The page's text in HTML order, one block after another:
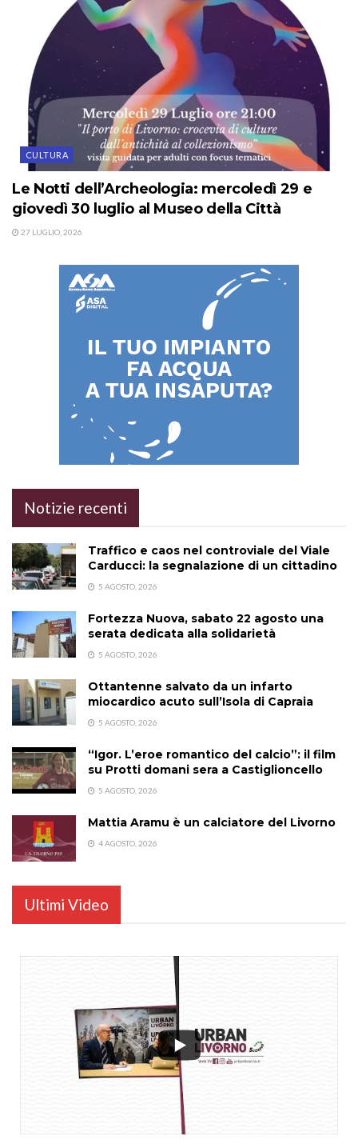
CULTURA
Le Notti dell’Archeologia: mercoledì 29 e
giovedì 30 luglio al Museo della Città
27 LUGLIO, 2026
Notizie recenti
Traffico e caos nel controviale del Viale
Carducci: la segnalazione di un cittadino
5 AGOSTO, 2026
Fortezza Nuova, sabato 22 agosto una
serata dedicata alla solidarietà
5 AGOSTO, 2026
Ottantenne salvato da un infarto
miocardico acuto sull’Isola di Capraia
5 AGOSTO, 2026
“Igor. L’eroe romantico del calcio”: il film
su Protti domani sera a Castiglioncello
5 AGOSTO, 2026
Mattia Aramu è un calciatore del Livorno
4 AGOSTO, 2026
Ultimi Video